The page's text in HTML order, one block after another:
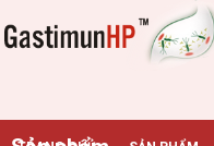
Gastimunhp